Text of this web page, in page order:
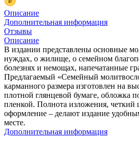
Описание
Дополнительная информация
Отзывы
Описание
В издании представлены основные
нуждах, о жилище, о семейном
болезнях и немощах, напечатанные
Предлагаемый «Семейный
карманного размера изготовлен на
плотной глянцевой бумаге, обложка
пленкой. Полнота изложения, четкий
оформление – делают издание
месте.
Дополнительная информация